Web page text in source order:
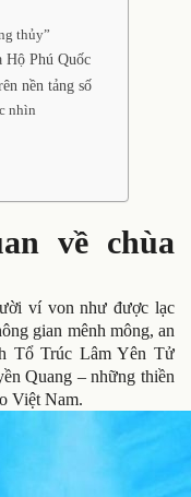
thủy”
Hộ Phú Quốc
nền tảng số
nhìn
về chùa
ví von như được lạc
gian mênh mông, an
Tổ Trúc Lâm Yên Tử
Quang – những thiền
Việt Nam.